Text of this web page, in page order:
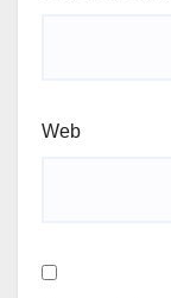
Web